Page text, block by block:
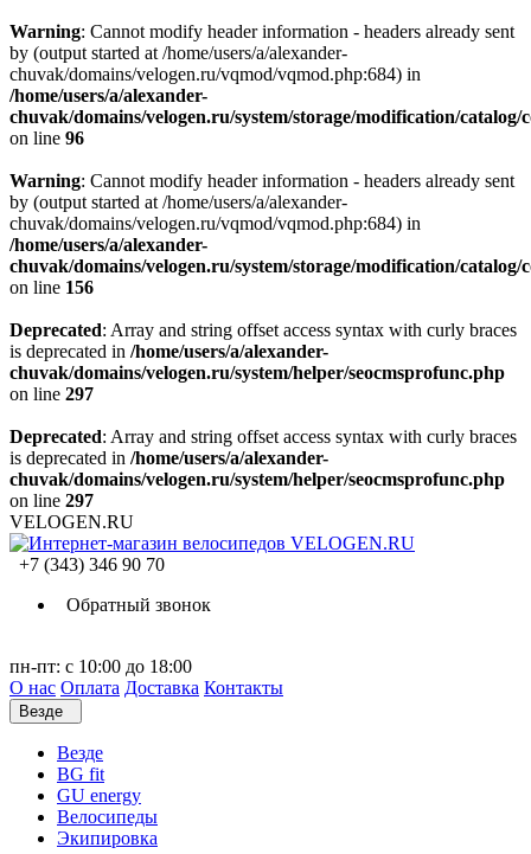
Warning: Cannot modify header information - headers already sent
by (output started at /home/users/a/alexander-
chuvak/domains/velogen.ru/vqmod/vqmod.php:684) in
/home/users/a/alexander-
chuvak/domains/velogen.ru/system/storage/modification/
on line 96
Warning: Cannot modify header information - headers already sent
by (output started at /home/users/a/alexander-
chuvak/domains/velogen.ru/vqmod/vqmod.php:684) in
/home/users/a/alexander-
chuvak/domains/velogen.ru/system/storage/modification/
on line 156
Deprecated: Array and string offset access syntax with curly braces
is deprecated in /home/users/a/alexander-
chuvak/domains/velogen.ru/system/helper/seocmsprofunc.php
on line 297
Deprecated: Array and string offset access syntax with curly braces
is deprecated in /home/users/a/alexander-
chuvak/domains/velogen.ru/system/helper/seocmsprofunc.php
on line 297
VELOGEN.RU
+7 (343) 346 90 70
Обратный звонок
пн-пт: с 10:00 до 18:00
О нас Оплата Доставка Контакты
Везде
Везде
BG fit
GU energy
Велосипеды
Экипировка